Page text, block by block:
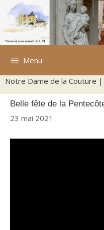
Aller
contenu
Menu
Notre Dame de la Couture |
Belle fête de la
23 mai 2021